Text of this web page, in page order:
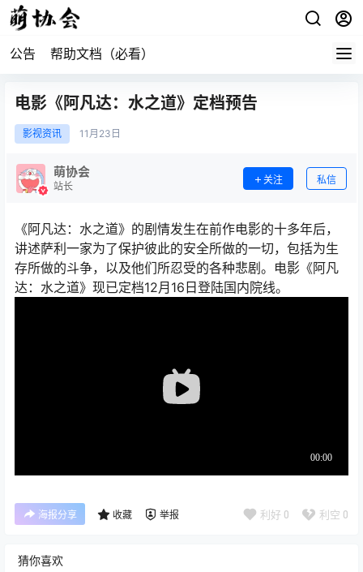
公告 帮助文档（必看）
电影《阿凡达：水之道》定档预告
影视资讯 11月 23日
萌协会
站长
关注 私信
《阿凡达：水之道》的剧情发生在前作电影的十多年后，
讲述萨利一家为了保护彼此的安全所做的一切，包括为生
存所做的斗争，以及他们所忍受的各种悲剧。电影《阿凡
达：水之道》现已定档12月16日登陆国内院线。
海报分享 收藏 举报 利好 0 利空 0
猜你喜欢